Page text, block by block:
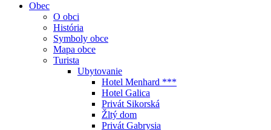
Obec
O obci
História
Symboly obce
Mapa obce
Turista
Ubytovanie
Hotel Menhard ***
Hotel Galica
Privát Sikorská
Žltý dom
Privát Gabrysia